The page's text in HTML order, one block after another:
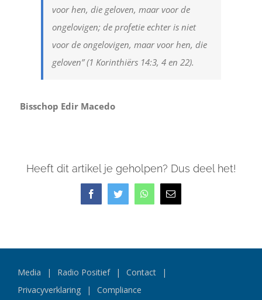
voor hen, die geloven, maar voor de
ongelovigen; de profetie echter is niet
voor de ongelovigen, maar voor hen, die
geloven”(1 Korinthiërs 14:3, 4 en 22).
Bisschop Edir Macedo
Heeft dit artikel je geholpen? Dus deel het!
FacebookTwitterWhatsApp
E-
mail
Media Radio Positief
Contact
Privacyverklaring
Compliance